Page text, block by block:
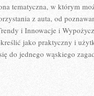
tematyczna, w którym
z auta, od
i Innowacje i
jako praktyczny i
do jednego wąskiego